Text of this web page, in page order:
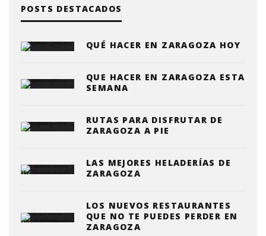
POSTS DESTACADOS
QUÉ HACER EN ZARAGOZA HOY
QUE HACER EN ZARAGOZA ESTA
SEMANA
RUTAS PARA DISFRUTAR DE
ZARAGOZA A PIE
LAS MEJORES HELADERÍAS DE
ZARAGOZA
LOS NUEVOS RESTAURANTES
QUE NO TE PUEDES PERDER EN
ZARAGOZA